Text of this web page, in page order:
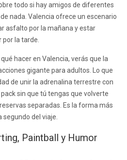
todo si hay amigos de diferentes
nada. Valencia ofrece un escenario
asfalto por la mañana y estar
la tarde.
hacer en Valencia, verás que la
gigante para adultos. Lo que
de unir la adrenalina terrestre con
sin que tú tengas que volverte
separadas. Es la forma más
del viaje.
Paintball y Humor